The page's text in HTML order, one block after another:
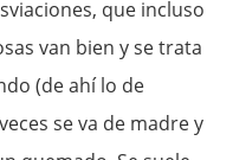
que incluso
van bien y se trata
(de ahí lo de
se va de madre y